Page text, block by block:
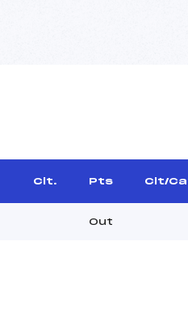
Clt. Pts Clt/
Out